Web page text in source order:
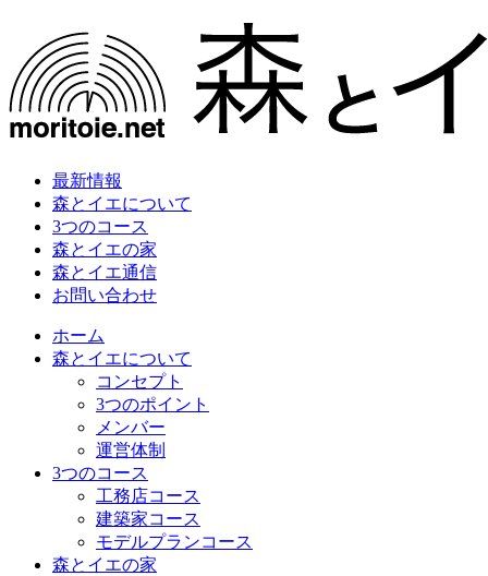
最新情報
森とイエについて
3つのコース
森とイエの家
森とイエ通信
お問い合わせ
ホーム
森とイエについて
コンセプト
3つのポイント
メンバー
運営体制
3つのコース
工務店コース
建築家コース
モデルプランコース
森とイエの家